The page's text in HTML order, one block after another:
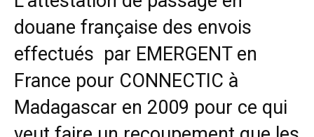
douane française des envois
effectués par EMERGENT en
France pour CONNECTIC à
Madagascar en 2009 pour ce qui